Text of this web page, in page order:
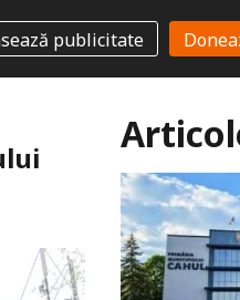
publicitate